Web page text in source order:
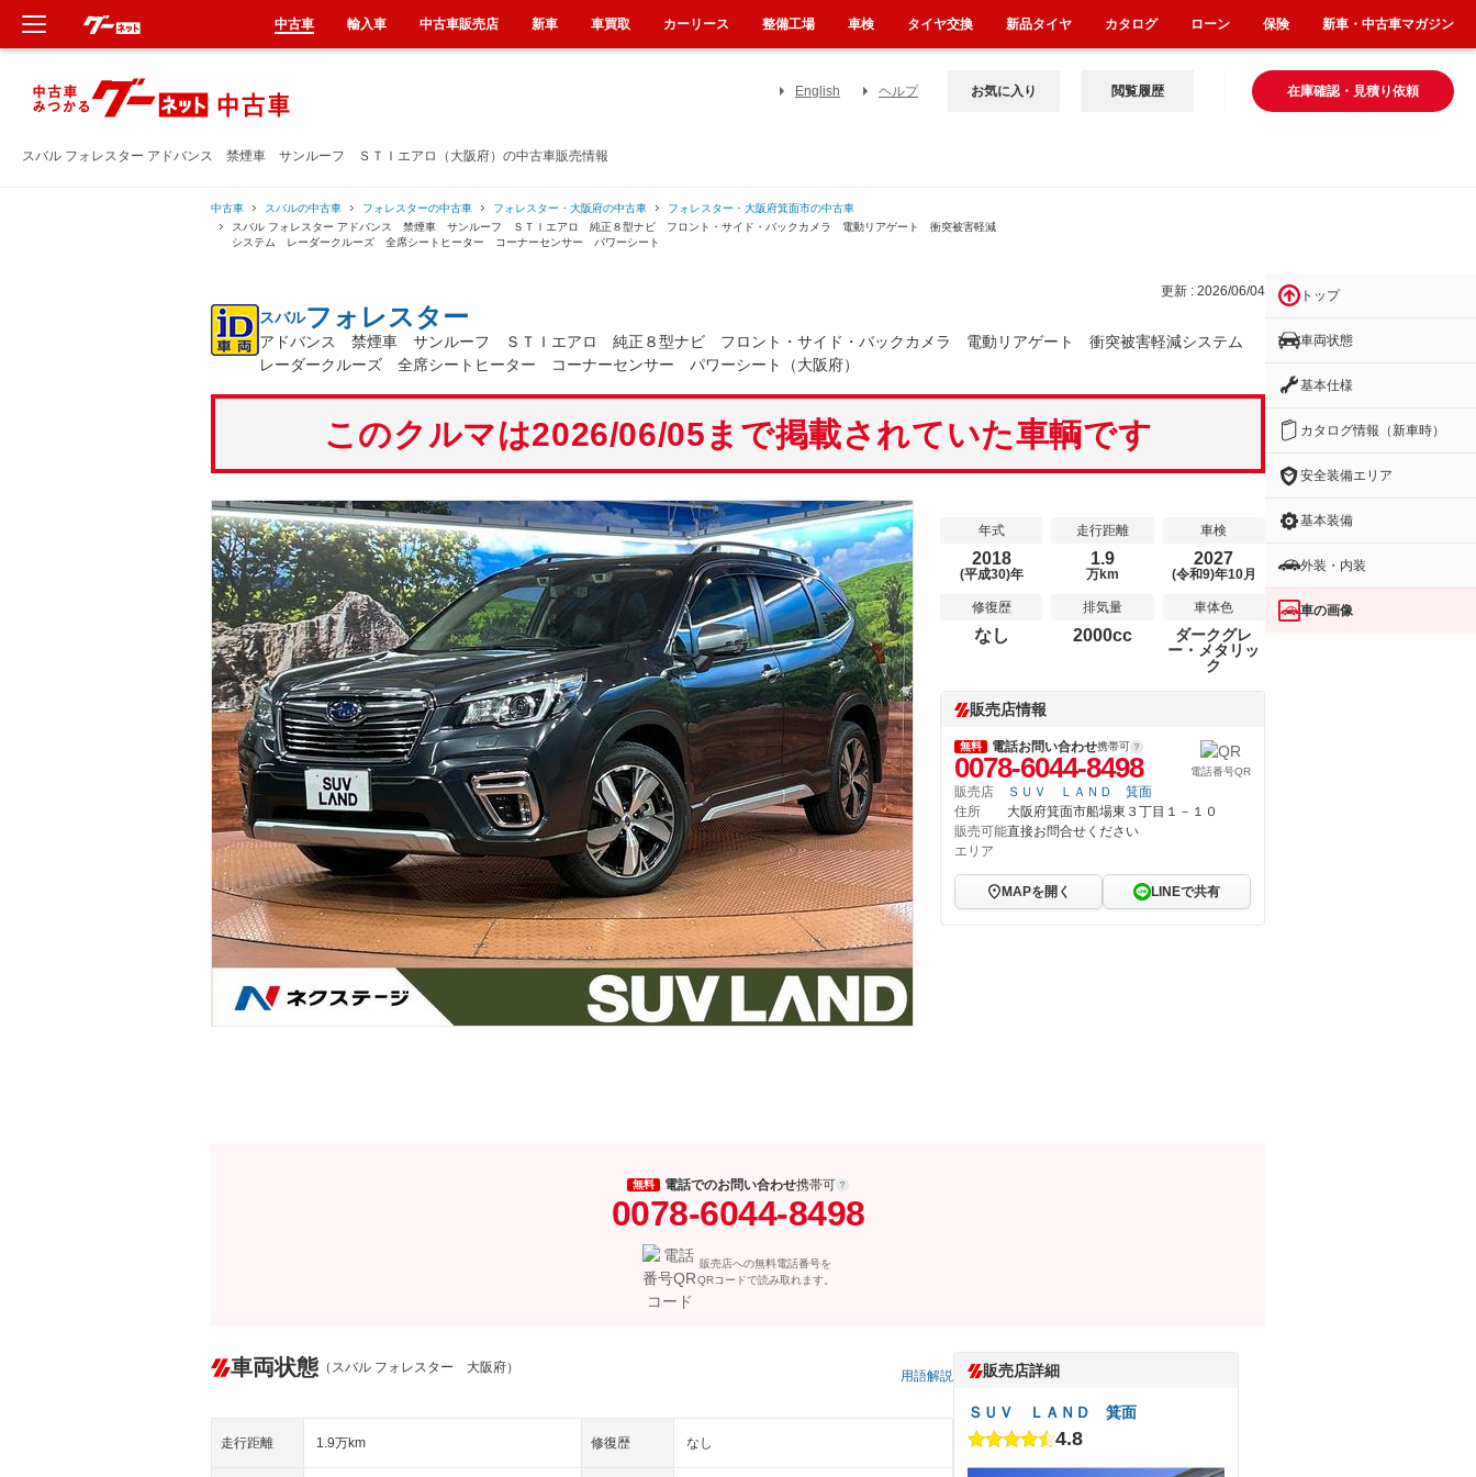
スバル フォレスター アドバンス 禁煙車 サンルーフ ＳＴＩエアロ（大阪府）の中古車販売情報
English ヘルプ 在庫確認・見積り依頼
お気に入り 閲覧履歴
中古車 スバルの中古車 フォレスターの中古車 フォレスター・大阪府の中古車
フォレスター・大阪府箕面市の中古車
スバル フォレスター アドバンス 禁煙車 サンルーフ ＳＴＩエアロ 純正８型ナビ フロント・サイド・バックカメラ 電動リアゲート 衝突被害軽減
システム レーダークルーズ 全席シートヒーター コーナーセンサー パワーシート
更新 : 2026/06/04
スバルフォレスター
アドバンス 禁煙車 サンルーフ ＳＴＩエアロ 純正８型ナビ フロント・サイド・バックカメラ 電動リアゲート 衝突被害軽減システム
レーダークルーズ 全席シートヒーター コーナーセンサー パワーシート（大阪府）
このクルマは2026/06/05まで掲載されていた車輌です
年式
2018
(平成30)年
走行距離
1.9
万km
車検
2027
(令和9)年10月
修復歴
なし
排気量
2000cc
車体色
ダークグレ
ー・メタリッ
ク
販売店情報
無料 電話お問い合わせ携帯可
0078-6044-8498 電話番号QR
販売店
ＳＵＶ ＬＡＮＤ 箕面
住所
大阪府箕面市船場東３丁目１－１０
販売可能
エリア
直接お問合せください
MAPを開く LINEで共有
無料 電話でのお問い合わせ携帯可
0078-6044-8498
販売店への無料電話番号を
QRコードで読み取れます。
車両状態 （スバル フォレスター 大阪府）
用語解説
走行距離 1.9万km 修復歴 なし
販売店詳細
ＳＵＶ ＬＡＮＤ 箕面
4.8
トップ
車両状態
基本仕様
カタログ情報（新車時）
安全装備エリア
基本装備
外装・内装
車の画像
中古車 輸入車 中古車販売店 新車 車買取 カーリース 整備工場 車検 タイヤ交換 新品タイヤ カタログ ローン 保険 新車・中古車マガジン
新車
中古車